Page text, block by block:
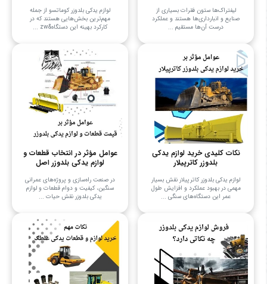
لیفتراک‌ها ستون فقرات بسیاری از
صنایع و انبارداری‌ها هستند و عملکرد
درست آن‌ها مستقیم ...
لوازم یدکی بلدوزر کوماتسو از جمله
مهم‌ترین بخش‌هایی هستند که در
کارکرد بهینه این دستگاه&zw ...
نکات کلیدی خرید لوازم یدکی
بلدوزر کاترپیلار
لوازم یدکی بلدوزر کاترپیلار نقش بسیار
مهمی در بهبود عملکرد و افزایش طول
عمر این دستگاه‌های سنگی ...
عوامل مؤثر در انتخاب قطعات و
لوازم یدکی بلدوزر اصل
در صنعت راه‌سازی و پروژه‌های عمرانی
سنگین، کیفیت و دوام قطعات و لوازم
یدکی بلدوزر نقش حیات ...